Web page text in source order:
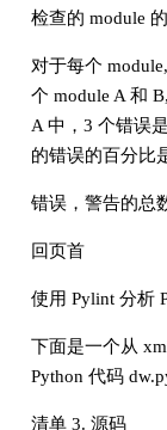
检查的 module 的
对于每个
个 module A 和
A 中，3 个错误
的错误的百分比
错误，警告的总
回页首
使用 Pylint 分析
下面是一个从
Python 代码
清单 3. 源码